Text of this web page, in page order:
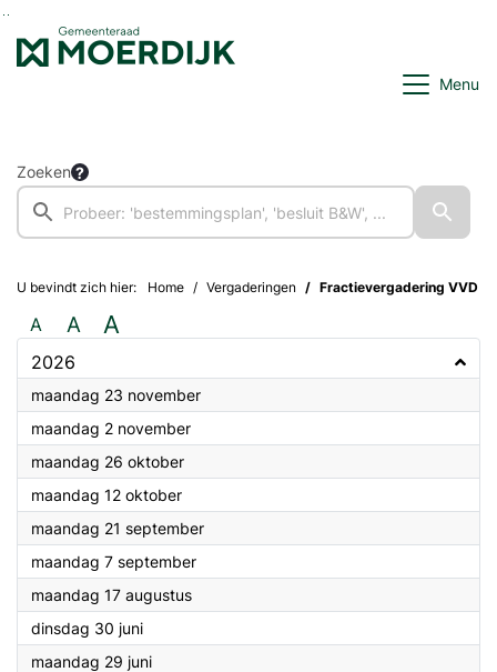
Ga naar de inhoud van deze pagina
Ga naar het zoeken
Ga naar het menu
Menu
Zoeken
U bevindt zich hier: Home Vergaderingen Fractievergadering VVD
A A A
2026
maandag 23 november2026
maandag 2 november2026
maandag 26 oktober2026
maandag 12 oktober2026
maandag 21 september2026
maandag 7 september2026
maandag 17 augustus2026
dinsdag 30 juni2026
maandag 29 juni2026